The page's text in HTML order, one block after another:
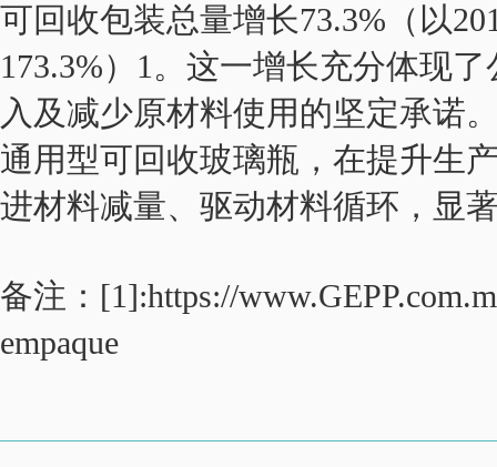
可回收包装总量增长73.3%（以
173.3%）1。这一增长充分体现
入及减少原材料使用的坚定承诺
通用型可回收玻璃瓶，在提升生
进材料减量、驱动材料循环，显
备注：[1]:https://
empaque